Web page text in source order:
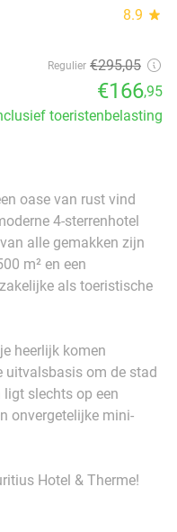
8.9 star
Regulier €295,05
€166,95
toeristenbelasting
oase van rust vind
4-sterrenhotel
alle gemakken zijn
m² en een
als toeristische
heerlijk komen
uitvalsbasis om de stad
ligt slechts op een
onvergetelijke mini-
Hotel & Therme!